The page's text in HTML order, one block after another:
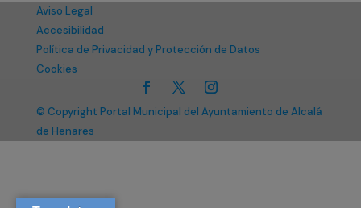
Aviso Legal
Accesibilidad
Política de Privacidad y Protección de Datos
Cookies
© Copyright Portal Municipal del Ayuntamiento de Alcalá
de Henares